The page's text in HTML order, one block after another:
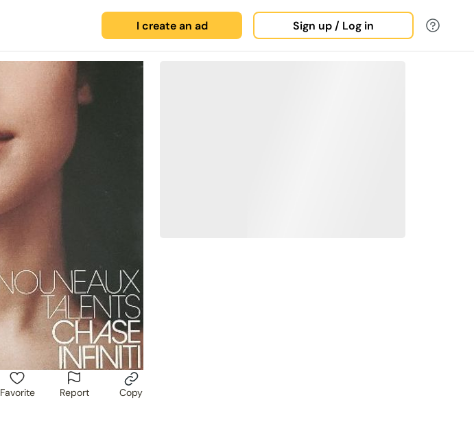
I create an ad Sign up / Log in
Favorite Report Copy